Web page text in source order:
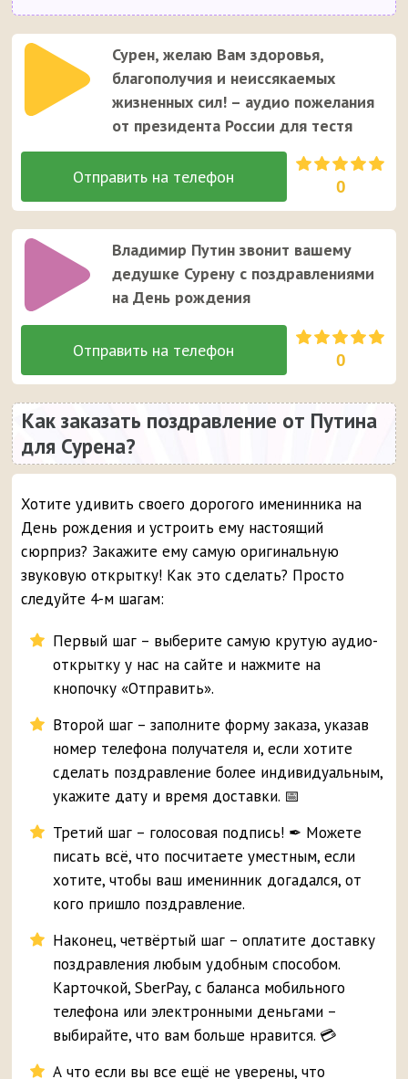
Сурен, желаю Вам здоровья,
благополучия и неиссякаемых
жизненных сил! – аудио пожелания
от президента России для тестя
0
Владимир Путин звонит вашему
дедушке Сурену с поздравлениями
на День рождения
0
Как заказать поздравление от Путина
для Сурена?
Хотите удивить своего дорогого именинника на
День рождения и устроить ему настоящий
сюрприз? Закажите ему самую оригинальную
звуковую открытку! Как это сделать? Просто
следуйте 4-м шагам:
Первый шаг – выберите самую крутую аудио-
открытку у нас на сайте и нажмите на
кнопочку «Отправить».
Второй шаг – заполните форму заказа, указав
номер телефона получателя и, если хотите
сделать поздравление более индивидуальным,
укажите дату и время доставки. 📅
Третий шаг – голосовая подпись! ✒ Можете
писать всё, что посчитаете уместным, если
хотите, чтобы ваш именинник догадался, от
кого пришло поздравление.
Наконец, четвёртый шаг – оплатите доставку
поздравления любым удобным способом.
Карточкой, SberPay, с баланса мобильного
телефона или электронными деньгами –
выбирайте, что вам больше нравится. 💳
А что если вы все ещё не уверены, что